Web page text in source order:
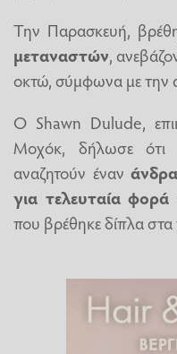
Την Παρασκευή,
μεταναστών,
οκτώ, σύμφωνα με την
Ο Shawn Dulude,
Μοχόκ, δήλωσε ότι
αναζητούν έναν
για τελευταία
που βρέθηκε δίπλα